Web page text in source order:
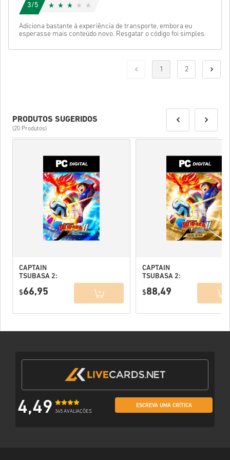
3/5
Adiciona bastante à experiência de transporte, embora eu
esperasse mais conteúdo novo. Resgatar o código foi simples.
1 2
PRODUTOS SUGERIDOS
(20 Produtos)
CAPTAIN
TSUBASA 2:
FIGHTERS PC
$66,95
CAPTAIN
TSUBASA 2:
FIGHTERS
$88,49
4,49 345 AVALIAÇÕES
ESCREVA UMA CRÍTICA